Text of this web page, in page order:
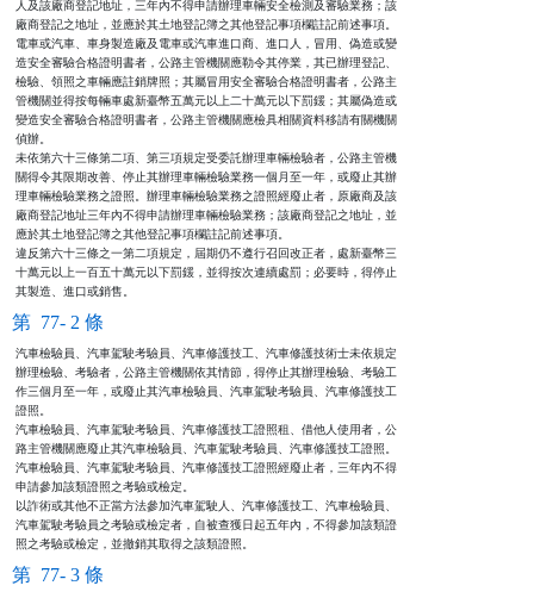
人及該廠商登記地址，三年內不得申請辦理車輛安全檢測及審驗業務；該
廠商登記之地址，並應於其土地登記簿之其他登記事項欄註記前述事項。
電車或汽車、車身製造廠及電車或汽車進口商、進口人，冒用、偽造或變
造安全審驗合格證明書者，公路主管機關應勒令其停業，其已辦理登記、
檢驗、領照之車輛應註銷牌照；其屬冒用安全審驗合格證明書者，公路主
管機關並得按每輛車處新臺幣五萬元以上二十萬元以下罰鍰；其屬偽造或
變造安全審驗合格證明書者，公路主管機關應檢具相關資料移請有關機關
偵辦。
未依第六十三條第二項、第三項規定受委託辦理車輛檢驗者，公路主管機
關得令其限期改善、停止其辦理車輛檢驗業務一個月至一年，或廢止其辦
理車輛檢驗業務之證照。辦理車輛檢驗業務之證照經廢止者，原廠商及該
廠商登記地址三年內不得申請辦理車輛檢驗業務；該廠商登記之地址，並
應於其土地登記簿之其他登記事項欄註記前述事項。
違反第六十三條之一第二項規定，屆期仍不遵行召回改正者，處新臺幣三
十萬元以上一百五十萬元以下罰鍰，並得按次連續處罰；必要時，得停止
其製造、進口或銷售。
第 77- 2 條
汽車檢驗員、汽車駕駛考驗員、汽車修護技工、汽車修護技術士未依規定
辦理檢驗、考驗者，公路主管機關依其情節，得停止其辦理檢驗、考驗工
作三個月至一年，或廢止其汽車檢驗員、汽車駕駛考驗員、汽車修護技工
證照。
汽車檢驗員、汽車駕駛考驗員、汽車修護技工證照租、借他人使用者，公
路主管機關應廢止其汽車檢驗員、汽車駕駛考驗員、汽車修護技工證照。
汽車檢驗員、汽車駕駛考驗員、汽車修護技工證照經廢止者，三年內不得
申請參加該類證照之考驗或檢定。
以詐術或其他不正當方法參加汽車駕駛人、汽車修護技工、汽車檢驗員、
汽車駕駛考驗員之考驗或檢定者，自被查獲日起五年內，不得參加該類證
照之考驗或檢定，並撤銷其取得之該類證照。
第 77- 3 條